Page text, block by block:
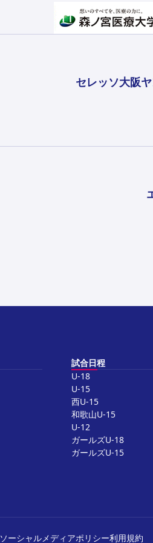
セレッソ大阪
試合日程
U-18
U-15
西U-15
和歌山U-15
U-12
ガールズU-18
ガールズU-15
ソーシャルメディアポリシー利用規約